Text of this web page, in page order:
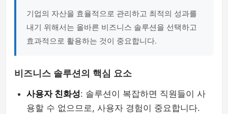
기업의 자산을 효율적으로 관리하고 최적의 성과를
내기 위해서는 올바른 비즈니스 솔루션을 선택하고
효과적으로 활용하는 것이 중요합니다.
비즈니스 솔루션의 핵심 요소
사용자 친화성: 솔루션이 복잡하면 직원들이 사
용할 수 없으므로, 사용자 경험이 중요합니다.